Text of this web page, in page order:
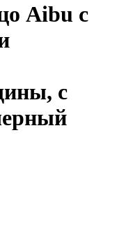
Aibu с
с